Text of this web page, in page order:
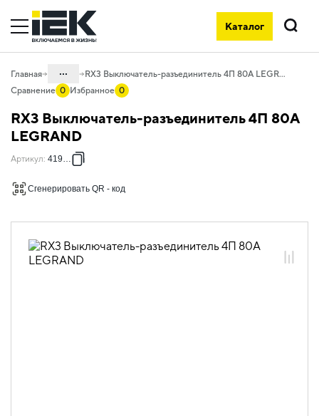
Каталог
Поиск
Главная ...
01. Модульное оборудование
01.05 Модульное оборудование
ДРУГИЕ СЕРИИ
01.05.03 Дополнительные устройства
01.05.03.02 Дополнительные
01.05.03.02.02 Выключатели нагрузки
RX3 Выключатель-разъединитель 4П 80A LEGRAND
Сравнение 0 Избранное 0
RX3 Выключатель-разъединитель 4П 80A
LEGRAND
Артикул: 419332
Сгенерировать QR - код